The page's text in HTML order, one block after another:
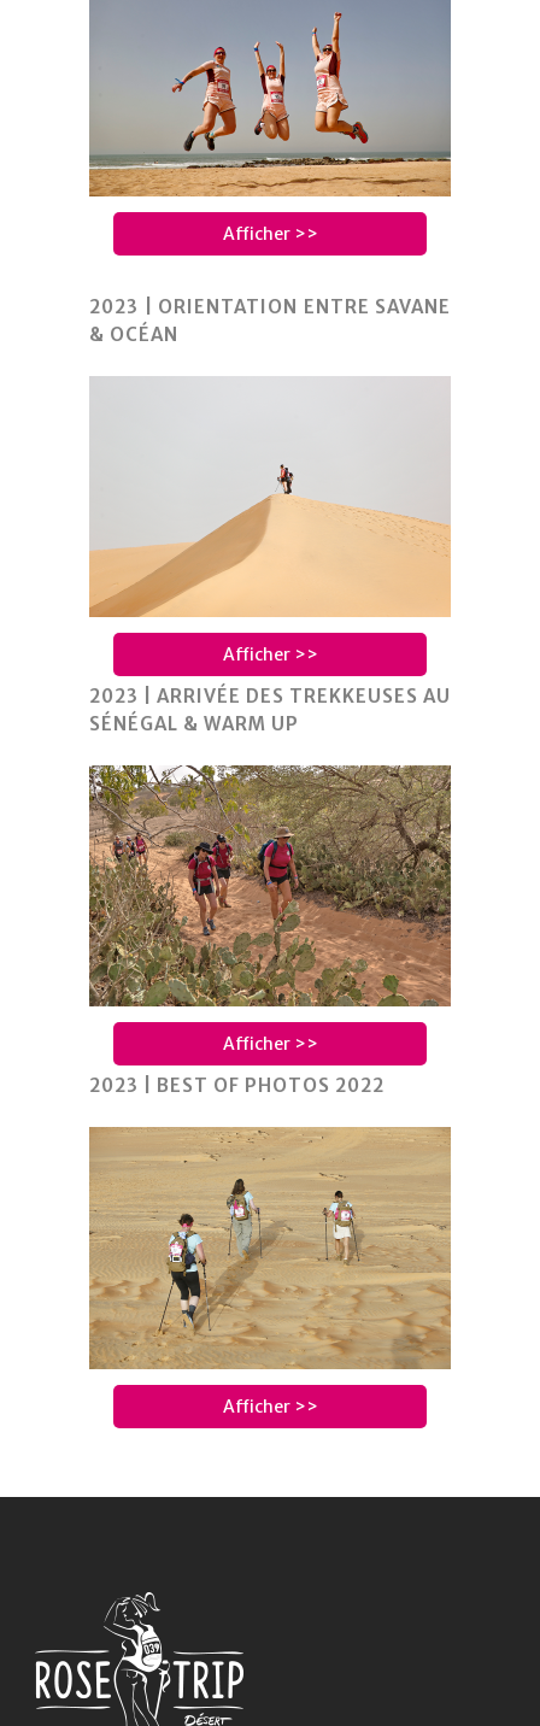
Afficher >>
2023 | ORIENTATION ENTRE SAVANE
& OCÉAN
Afficher >>
2023 | ARRIVÉE DES TREKKEUSES AU
SÉNÉGAL & WARM UP
Afficher >>
2023 | BEST OF PHOTOS 2022
Afficher >>